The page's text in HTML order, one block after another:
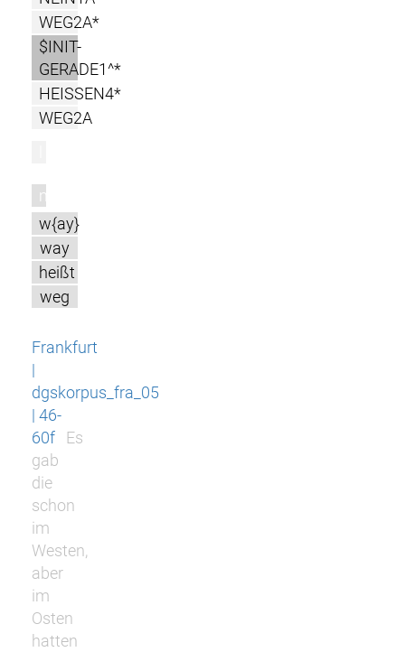
WEG2A*
$INIT-
GERADE1^*
HEISSEN4*
WEG2A
m
w{ay}
way
heißt
weg
Frankfurt
|
dgskorpus_fra_05
| 46-
60f
Es
gab
die
schon
im
Westen,
aber
im
Osten
hatten